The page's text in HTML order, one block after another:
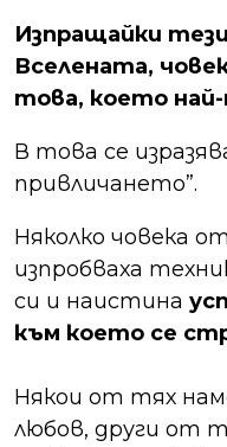
Изпращайки
Вселената,
това, което
В това се
привличането”.
Няколко човека
изпробваха
си и наистина
към което се
Някои от тях
любов, други от